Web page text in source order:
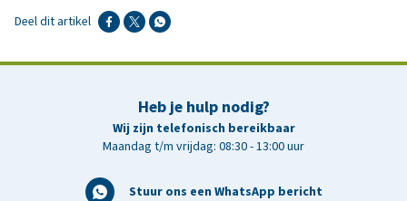
Deel dit artikel
Heb je hulp nodig?
Wij zijn telefonisch bereikbaar
Maandag t/m vrijdag: 08:30 - 13:00 uur
Stuur ons een WhatsApp bericht